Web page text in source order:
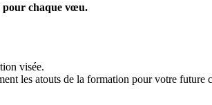
pour chaque vœu.
visée.
les atouts de la formation pour votre future